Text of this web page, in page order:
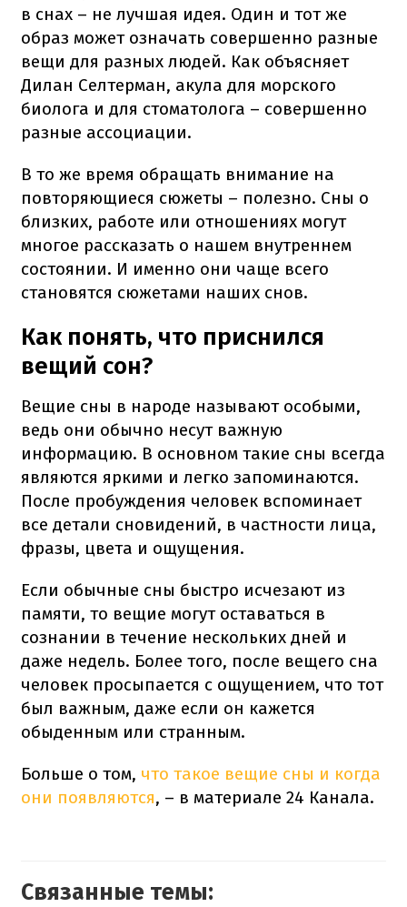
в снах – не лучшая идея. Один и тот же
образ может означать совершенно разные
вещи для разных людей. Как объясняет
Дилан Селтерман, акула для морского
биолога и для стоматолога – совершенно
разные ассоциации.
В то же время обращать внимание на
повторяющиеся сюжеты – полезно. Сны о
близких, работе или отношениях могут
многое рассказать о нашем внутреннем
состоянии. И именно они чаще всего
становятся сюжетами наших снов.
Как понять, что приснился
вещий сон?
Вещие сны в народе называют особыми,
ведь они обычно несут важную
информацию. В основном такие сны всегда
являются яркими и легко запоминаются.
После пробуждения человек вспоминает
все детали сновидений, в частности лица,
фразы, цвета и ощущения.
Если обычные сны быстро исчезают из
памяти, то вещие могут оставаться в
сознании в течение нескольких дней и
даже недель. Более того, после вещего сна
человек просыпается с ощущением, что тот
был важным, даже если он кажется
обыденным или странным.
Больше о том, что такое вещие сны и когда
они появляются, – в материале 24 Канала.
Связанные темы: